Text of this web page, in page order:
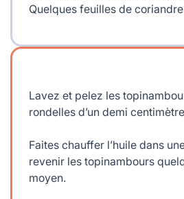
Quelques feuilles de coriandre
Lavez et pelez les
rondelles d’un demi
Faites chauffer l’huile dans
revenir les topinambours
moyen.